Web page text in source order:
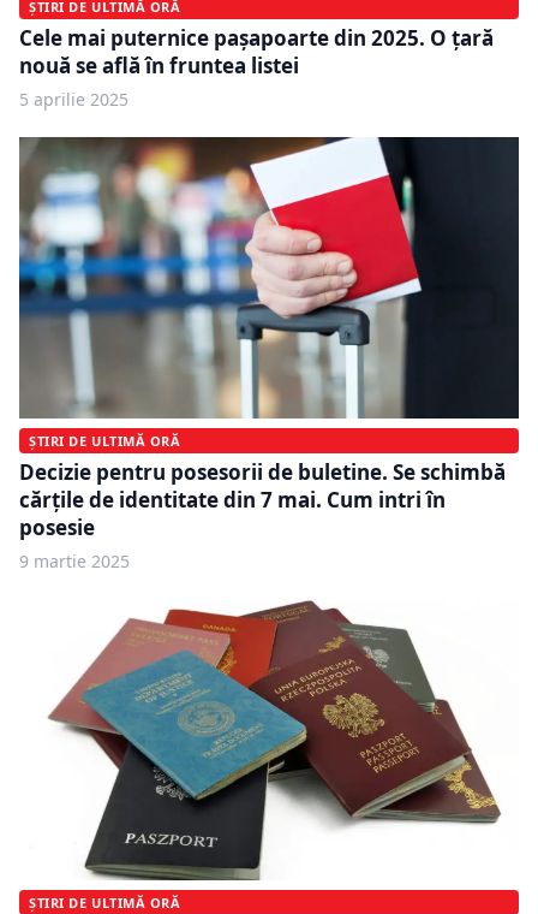
ȘTIRI DE ULTIMĂ ORĂ
Cele mai puternice pașapoarte din 2025. O țară
nouă se află în fruntea listei
5 aprilie 2025
ȘTIRI DE ULTIMĂ ORĂ
Decizie pentru posesorii de buletine. Se schimbă
cărțile de identitate din 7 mai. Cum intri în
posesie
9 martie 2025
ȘTIRI DE ULTIMĂ ORĂ